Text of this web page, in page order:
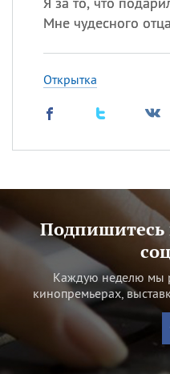
Мне чудесного
Открытка
Подпишитесь
Каждую неделю мы
кинопремьерах,